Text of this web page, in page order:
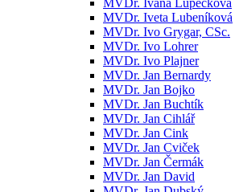
MVDr. Iveta Lubeníková
MVDr. Ivo Grygar, CSc.
MVDr. Ivo Lohrer
MVDr. Ivo Plajner
MVDr. Jan Bernardy
MVDr. Jan Bojko
MVDr. Jan Buchtík
MVDr. Jan Cihlář
MVDr. Jan Cink
MVDr. Jan Cviček
MVDr. Jan Čermák
MVDr. Jan David